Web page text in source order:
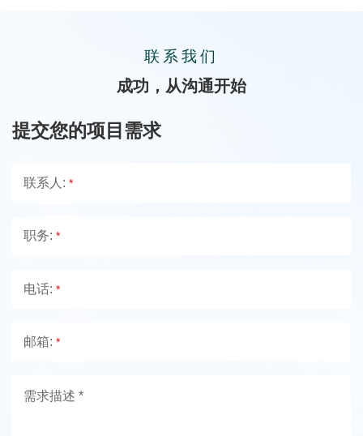
联系我们
成功，从沟通开始
提交您的项目需求
联系人: *
职务: *
电话: *
邮箱: *